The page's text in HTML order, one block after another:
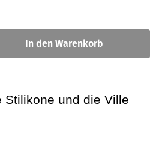
In den Warenkorb
Stilikone und die Ville